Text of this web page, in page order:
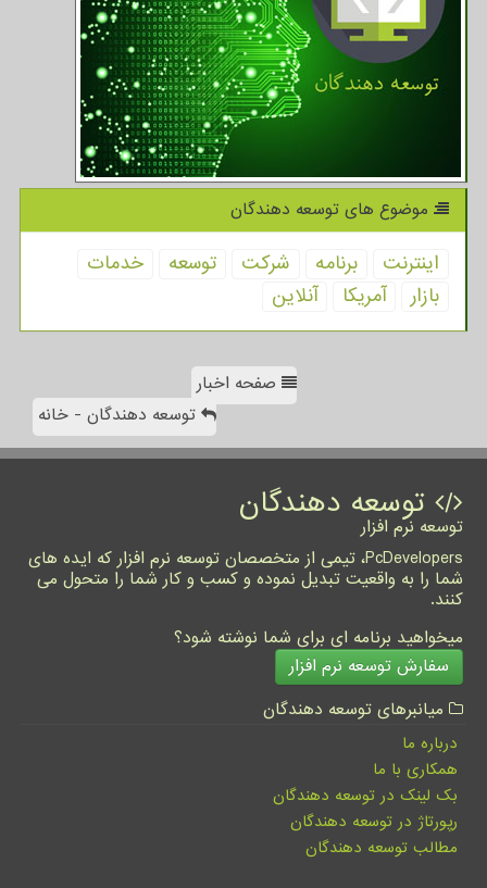
موضوع های توسعه دهندگان
اینترنت برنامه شركت توسعه
خدمات
بازار
آمریكا آنلاین
صفحه اخبار
توسعه دهندگان - خانه
توسعه دهندگان
توسعه نرم افزار
PcDevelopers، تیمی از متخصصان توسعه نرم افزار که ایده های
شما را به واقعیت تبدیل نموده و کسب و کار شما را متحول می
کنند.
میخواهید برنامه ای برای شما نوشته شود؟
سفارش توسعه نرم افزار
میانبرهای توسعه دهندگان
درباره ما
همکاری با ما
بک لینک در توسعه دهندگان
رپورتاژ در توسعه دهندگان
مطالب توسعه دهندگان